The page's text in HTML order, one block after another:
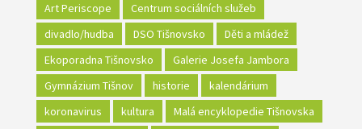
Art Periscope
Centrum sociálních služeb
divadlo/hudba
DSO Tišnovsko
Děti a mládež
Ekoporadna Tišnovsko
Galerie Josefa Jambora
Gymnázium Tišnov
historie
kalendárium
koronavirus
kultura
Malá encyklopedie Tišnovska